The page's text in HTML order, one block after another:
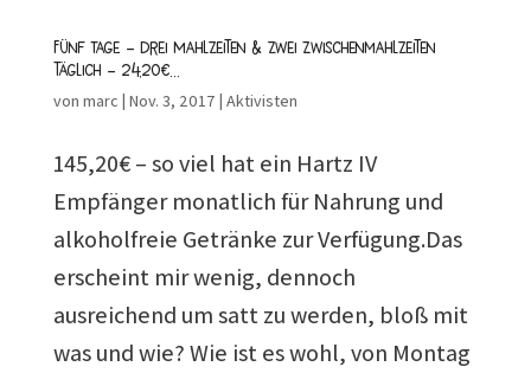
Fünf Tage – drei Mahlzeiten & zwei Zwischenmahlzeiten
täglich – 24,20€…
von marc | Nov. 3, 2017 | Aktivisten
145,20€ – so viel hat ein Hartz IV
Empfänger monatlich für Nahrung und
alkoholfreie Getränke zur Verfügung.Das
erscheint mir wenig, dennoch
ausreichend um satt zu werden, bloß mit
was und wie? Wie ist es wohl, von Montag